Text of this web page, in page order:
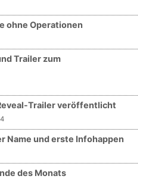
ohne Operationen
Trailer zum
Trailer veröffentlicht
4
Name und erste Infohappen
des Monats